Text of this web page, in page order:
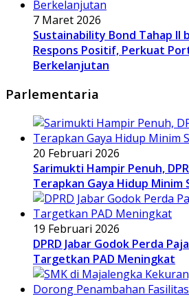
7 Maret 2026
Sustainability Bond Tahap II
Respons Positif, Perkuat
Berkelanjutan
Parlementaria
20 Februari 2026
Sarimukti Hampir Penuh,
Terapkan Gaya Hidup Minim
19 Februari 2026
DPRD Jabar Godok Perda
Targetkan PAD Meningkat